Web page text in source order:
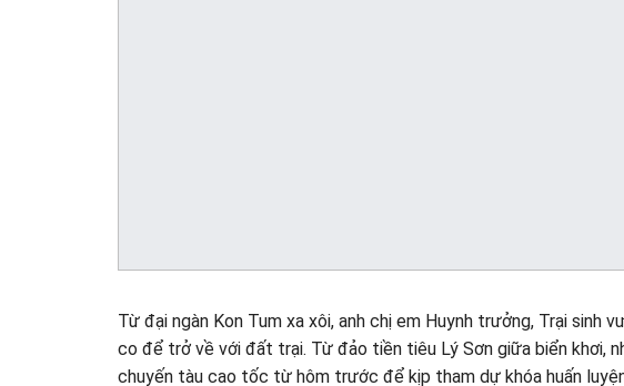
Từ đại ngàn Kon Tum xa xôi, anh chị em Huynh trưởng, Trại sinh
co để trở về với đất trại. Từ đảo tiền tiêu Lý Sơn giữa biển khơi,
chuyến tàu cao tốc từ hôm trước để kịp tham dự khóa huấn